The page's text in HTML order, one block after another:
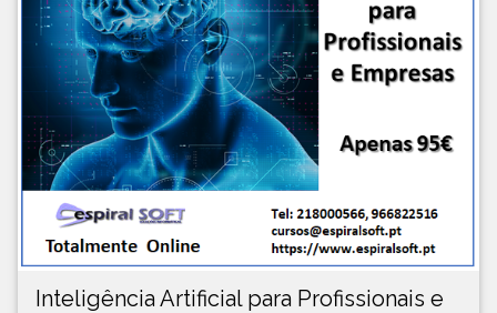
Inteligência Artificial para Profissionais e